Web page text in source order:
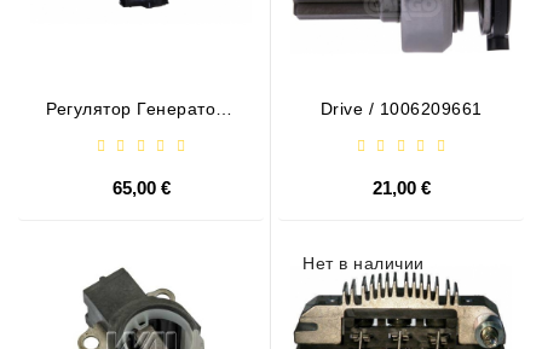
Регулятор Генератора
65,00 €
Drive / 1006209661
21,00 €
Нет в наличии